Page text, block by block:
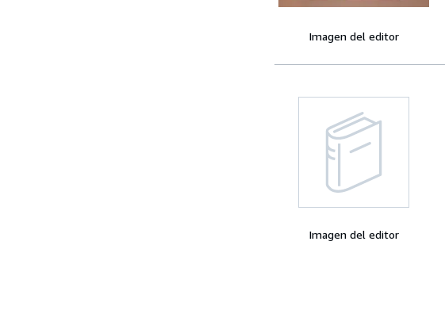
Imagen del editor
Imagen del editor